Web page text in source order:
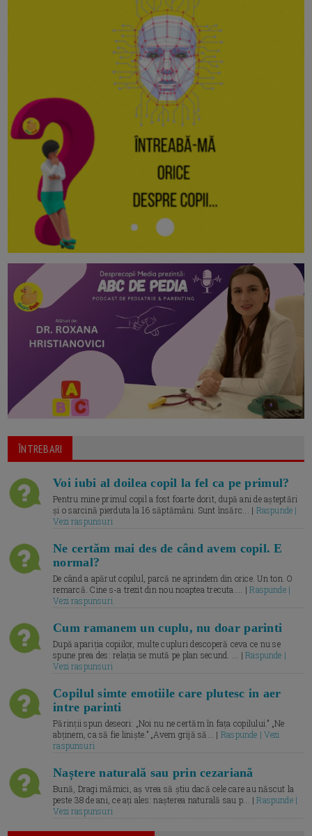
ÎNTREBARI
Voi iubi al doilea copil la fel ca pe primul?
Pentru mine primul copil a fost foarte dorit, după ani de așteptări
și o sarcină pierduta la 16 săptămâni. Sunt însărc... | Raspunde |
Vezi raspunsuri
Ne certăm mai des de când avem copil. E
normal?
De când a apărut copilul, parcă ne aprindem din orice. Un ton. O
remarcă. Cine s-a trezit din nou noaptea trecuta.... |Raspunde |
Vezi raspunsuri
Cum ramanem un cuplu, nu doar parinti
După apariția copiilor, multe cupluri descoperă ceva ce nu se
spune prea des: relația se mută pe plan secund. ... |Raspunde |
Vezi raspunsuri
Copilul simte emotiile care plutesc in aer
intre parinti
Părinții spun deseori: „Noi nu ne certăm în fața copilului.” „Ne
abținem, ca să fie liniște.” „Avem grijă să... | Raspunde | Vezi
raspunsuri
Naștere naturală sau prin cezariană
Bună, Dragi mămici, aș vrea să știu dacă cele care au născut la
peste 38 de ani, ce ați ales: nașterea naturală sau p... |Raspunde |
Vezi raspunsuri